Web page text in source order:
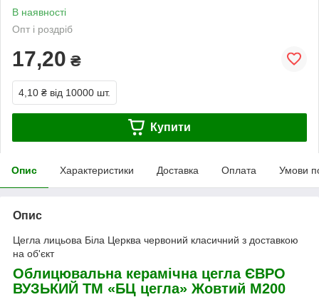
В наявності
Опт і роздріб
17,20 ₴
4,10 ₴ від 10000 шт.
Купити
Опис Характеристики Доставка Оплата Умови
Опис
Цегла лицьова Біла Церква червоний класичний з доставкою
на об'єкт
Облицювальна керамічна цегла ЄВРО
ВУЗЬКИЙ ТМ «БЦ цегла» Жовтий М200